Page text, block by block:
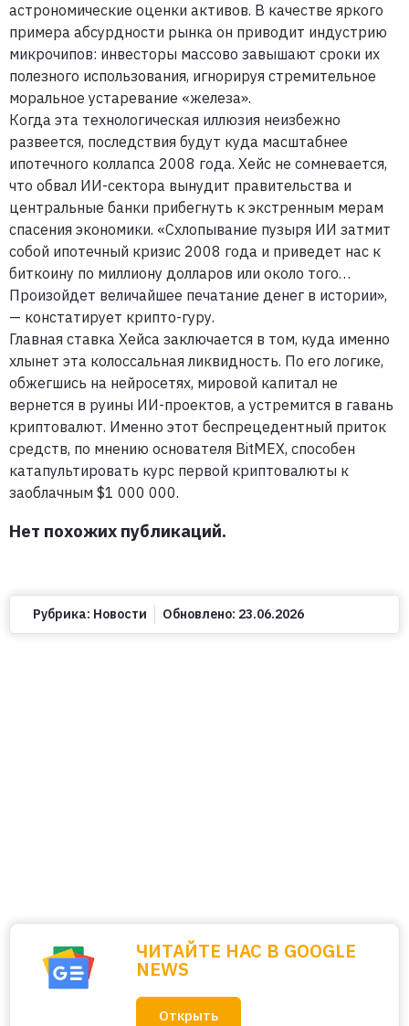
астрономические оценки активов. В качестве яркого
примера абсурдности рынка он приводит индустрию
микрочипов: инвесторы массово завышают сроки их
полезного использования, игнорируя стремительное
моральное устаревание «железа».
Когда эта технологическая иллюзия неизбежно
развеется, последствия будут куда масштабнее
ипотечного коллапса 2008 года. Хейс не сомневается,
что обвал ИИ-сектора вынудит правительства и
центральные банки прибегнуть к экстренным мерам
спасения экономики. «Схлопывание пузыря ИИ затмит
собой ипотечный кризис 2008 года и приведет нас к
биткоину по миллиону долларов или около того…
Произойдет величайшее печатание денег в истории»,
— констатирует крипто-гуру.
Главная ставка Хейса заключается в том, куда именно
хлынет эта колоссальная ликвидность. По его логике,
обжегшись на нейросетях, мировой капитал не
вернется в руины ИИ-проектов, а устремится в гавань
криптовалют. Именно этот беспрецедентный приток
средств, по мнению основателя BitMEX, способен
катапультировать курс первой криптовалюты к
заоблачным $1 000 000.
Нет похожих публикаций.
Рубрика: Новости Обновлено: 23.06.2026
ЧИТАЙТЕ НАС В GOOGLE
NEWS
Открыть